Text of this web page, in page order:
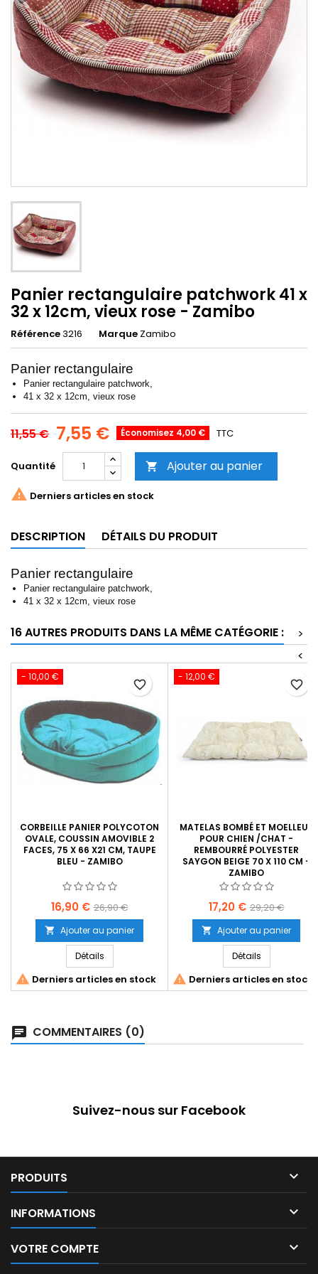
Panier rectangulaire patchwork 41 x
32 x 12cm, vieux rose - Zamibo
Référence3216 Marque Zamibo
Panier rectangulaire
Panier rectangulaire patchwork,
41 x 32 x 12cm, vieux rose
11,55 € 7,55 € Économisez 4,00 € TTC
Quantité  Ajouter au panier
 Derniers articles en stock
DESCRIPTION DÉTAILS DU PRODUIT
Panier rectangulaire
Panier rectangulaire patchwork,
41 x 32 x 12cm, vieux rose
16 AUTRES PRODUITS DANS LA MÊME CATÉGORIE :
>
<
- 10,00 €
CORBEILLE PANIER POLYCOTON
OVALE, COUSSIN AMOVIBLE 2
FACES, 75 X 66 X21 CM, TAUPE
BLEU - ZAMIBO
Prix
16,90 € Prix
base
26,90 €
 Ajouter au panier
Détails
 Derniers articles en stock
favorite_border
- 12,00 €
MATELAS BOMBÉ ET MOELLEUX
POUR CHIEN /CHAT -
REMBOURRÉ POLYESTER
SAYGON BEIGE 70 X 110 CM -
ZAMIBO
Prix
17,20 € Prix
base
29,20 €
 Ajouter au panier
Détails
 Derniers articles en stock
favorite_border
COMMENTAIRES (0)
Suivez-nous sur Facebook
PRODUITS 
INFORMATIONS 
VOTRE COMPTE 